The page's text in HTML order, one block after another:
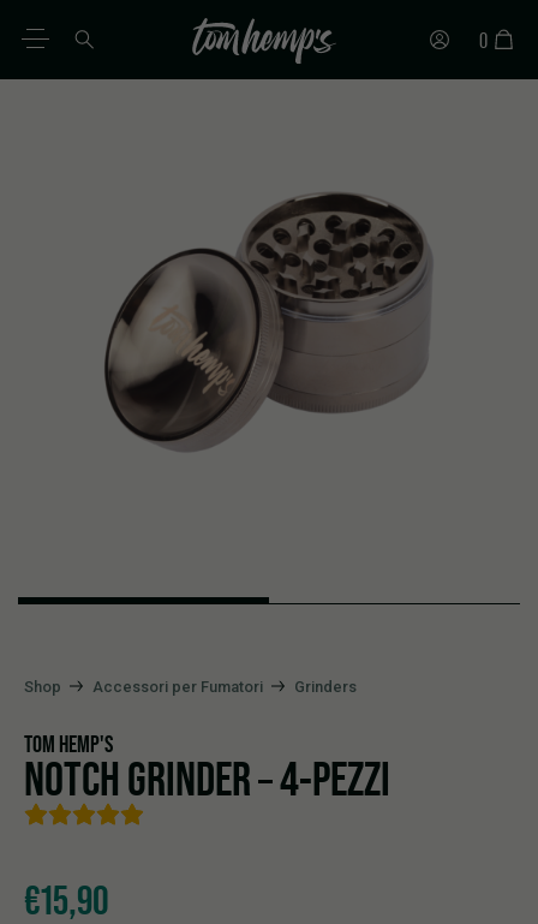
0
Shop Accessori per Fumatori Grinders
TOM HEMP'S
NOTCH GRINDER – 4-PEZZI
€15,90